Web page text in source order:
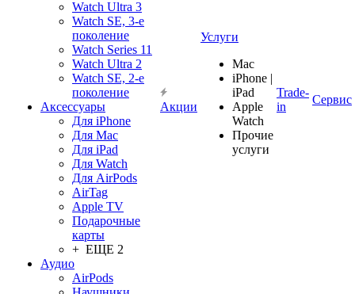
Watch Ultra 3
Watch SE, 3-е
поколение
Watch Series 11
Watch Ultra 2
Watch SE, 2-е
поколение
Аксессуары
Для iPhone
Для Mac
Для iPad
Для Watch
Для AirPods
AirTag
Apple TV
Подарочные
карты
+ ЕЩЕ 2
Аудио
AirPods
Акции
Услуги
Mac
iPhone |
iPad
Apple
Watch
Прочие
услуги
Trade-
in
Сервис